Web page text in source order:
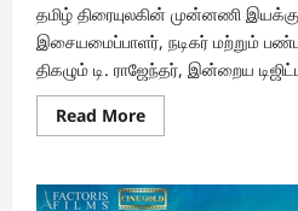
தமிழ் திரையுலகின் முன்னணி
இசையமைப்பாளர், நடிகர் மற்றும்
திகழும் டி. ராஜேந்தர், இன்றைய
Read MoreRead
more
இசை
உலகில்